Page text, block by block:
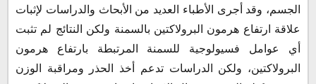
الجسم، وقد أجرى الأطباء العديد من الأبحاث والدراسات لإثبات
علاقة ارتفاع هرمون البرولاكتين بالسمنة ولكن النتائج لم تثبت
أي عوامل فسيولوجية للسمنة المرتبطة بارتفاع هرمون
البرولاكتين، ولكن الدراسات تدعم أخذ الحذر ومراقبة الوزن